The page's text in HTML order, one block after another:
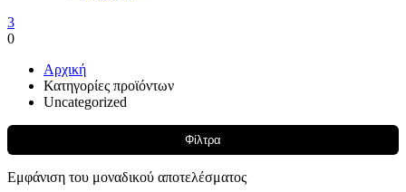
3
0
Αρχική
Κατηγορίες προϊόντων
Uncategorized
Φίλτρα
Εμφάνιση του μοναδικού αποτελέσματος